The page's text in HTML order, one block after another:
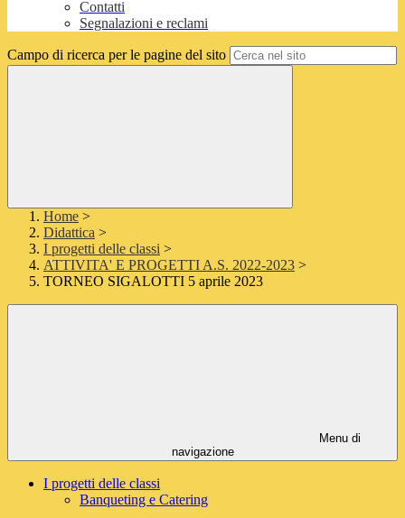
Contatti
Segnalazioni e reclami
Campo di ricerca per le pagine del sito
Home >
Didattica >
I progetti delle classi >
ATTIVITA' E PROGETTI A.S. 2022-2023 >
TORNEO SIGALOTTI 5 aprile 2023
Menu di
navigazione
I progetti delle classi
Banqueting e Catering